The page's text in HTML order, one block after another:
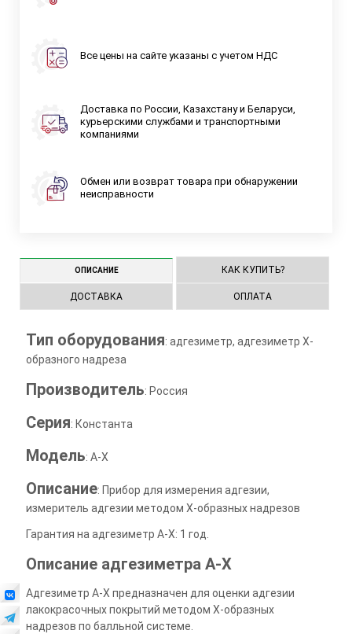
Все цены на сайте указаны с учетом НДС
Доставка по России, Казахстану и Беларуси,
курьерскими службами и транспортными
компаниями
Обмен или возврат товара при обнаружении
неисправности
ОПИСАНИЕ КАК КУПИТЬ?
ДОСТАВКА ОПЛАТА
Тип оборудования: адгезиметр, адгезиметр Х-
образного надреза
Производитель: Россия
Серия: Константа
Модель: А-Х
Описание: Прибор для измерения адгезии,
измеритель адгезии методом X-образных надрезов
Гарантия на адгезиметр А-Х: 1 год.
Описание адгезиметра А-Х
Адгезиметр А-Х предназначен для оценки адгезии
лакокрасочных покрытий методом X-образных
надрезов по балльной системе.